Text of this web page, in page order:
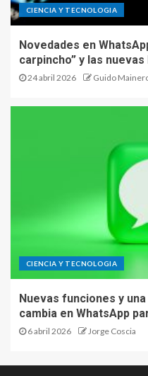
CIENCIA Y TECNOLOGIA
Novedades en
carpincho” y las
24 abril 2026 Guido
CIENCIA Y TECNOLOGIA
Nuevas funciones y
cambia en WhatsApp
6 abril 2026 Jorge Coscia